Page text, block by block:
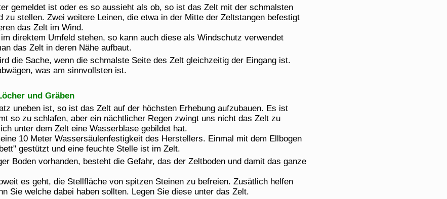
gemeldet ist oder es so aussieht als ob, so ist das Zelt mit der schmalsten
zu stellen. Zwei weitere Leinen, die etwa in der Mitte der Zeltstangen befestigt
das Zelt im Wind.
direktem Umfeld stehen, so kann auch diese als Windschutz verwendet
das Zelt in deren Nähe aufbaut.
die Sache, wenn die schmalste Seite des Zelt gleichzeitig der Eingang ist.
was am sinnvollsten ist.
und Gräben
uneben ist, so ist das Zelt auf der höchsten Erhebung aufzubauen. Es ist
so zu schlafen, aber ein nächtlicher Regen zwingt uns nicht das Zelt zu
unter dem Zelt eine Wasserblase gebildet hat.
10 Meter Wassersäulenfestigkeit des Herstellers. Einmal mit dem Ellbogen
gestützt und eine feuchte Stelle ist im Zelt.
Boden vorhanden, besteht die Gefahr, das der Zeltboden und damit das ganze
es geht, die Stellfläche von spitzen Steinen zu befreien. Zusätlich helfen
Sie welche dabei haben sollten. Legen Sie diese unter das Zelt.